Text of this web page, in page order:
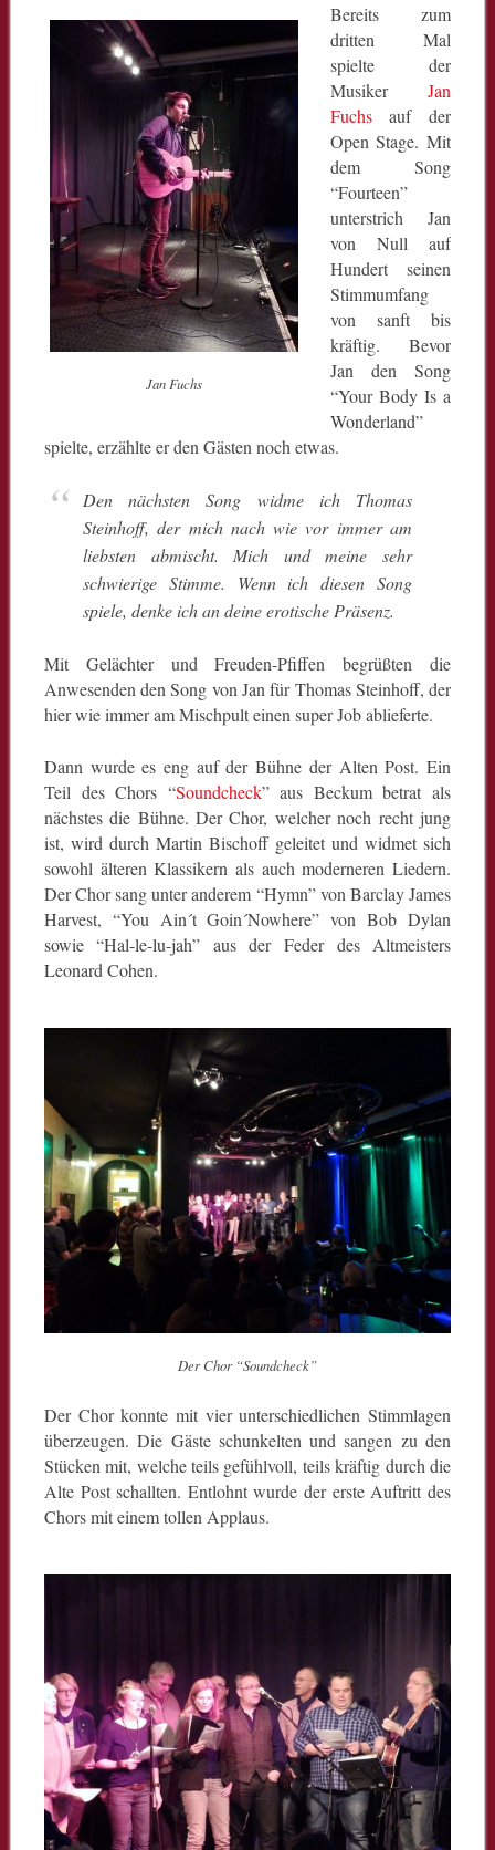
Jan Fuchs
Bereits zum
dritten Mal
spielte der
MusikerJan
Fuchsauf der
Open Stage. Mit
dem Song
“Fourteen”
unterstrich Jan
von Null auf
Hundert seinen
Stimmumfang
von sanft bis
kräftig. Bevor
Jan den Song
“Your Body Is a
Wonderland”
spielte, erzählte er den Gästen noch etwas.
Den nächsten Song widme ich Thomas
Steinhoff, der mich nach wie vor immer am
liebsten abmischt. Mich und meine sehr
schwierige Stimme. Wenn ich diesen Song
spiele, denke ich an deine erotische Präsenz.
Mit Gelächter und Freuden-Pfiffen begrüßten die
Anwesenden den Song von Jan für Thomas Steinhoff, der
hier wie immer am Mischpult einen super Job ablieferte.
Dann wurde es eng auf der Bühne der Alten Post. Ein
Teil des Chors “Soundcheck” aus Beckum betrat als
nächstes die Bühne. Der Chor, welcher noch recht jung
ist, wird durch Martin Bischoff geleitet und widmet sich
sowohl älteren Klassikern als auch moderneren Liedern.
Der Chor sang unter anderem “Hymn” von Barclay James
Harvest, “You Ain´t Goin´Nowhere” von Bob Dylan
sowie “Hal-le-lu-jah” aus der Feder des Altmeisters
Leonard Cohen.
Der Chor “Soundcheck”
Der Chor konnte mit vier unterschiedlichen Stimmlagen
überzeugen. Die Gäste schunkelten und sangen zu den
Stücken mit, welche teils gefühlvoll, teils kräftig durch die
Alte Post schallten. Entlohnt wurde der erste Auftritt des
Chors mit einem tollen Applaus.